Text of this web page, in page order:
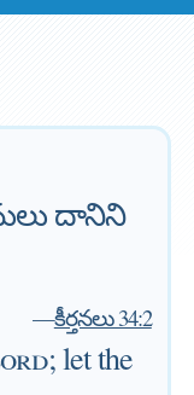
దానిని
—కీర్తనలు 34:2
; let the